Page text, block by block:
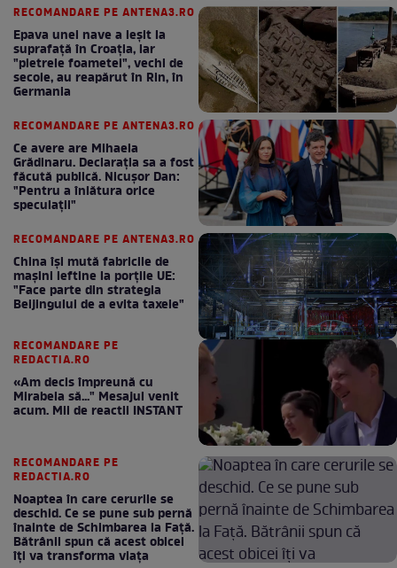
RECOMANDARE PE ANTENA3.RO
Epava unei nave a ieșit la
suprafață în Croația, iar
"pietrele foametei", vechi de
secole, au reapărut în Rin, în
Germania
RECOMANDARE PE ANTENA3.RO
Ce avere are Mihaela
Grădinaru. Declarația sa a fost
făcută publică. Nicușor Dan:
"Pentru a înlătura orice
speculații"
RECOMANDARE PE ANTENA3.RO
China își mută fabricile de
mașini ieftine la porțile UE:
"Face parte din strategia
Beijingului de a evita taxele"
RECOMANDARE PE
REDACTIA.RO
«Am decis împreună cu
Mirabela să..." Mesajul venit
acum. Mii de reactii INSTANT
RECOMANDARE PE
REDACTIA.RO
Noaptea în care cerurile se
deschid. Ce se pune sub pernă
înainte de Schimbarea la Față.
Bătrânii spun că acest obicei
îți va transforma viața